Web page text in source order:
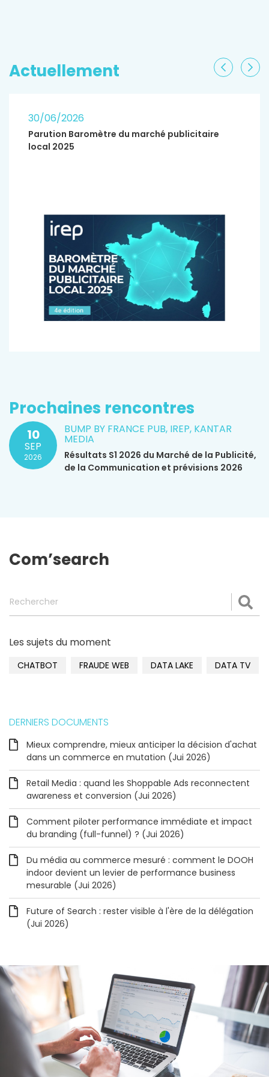
Actuellement
30/06/2026
Parution Baromètre du marché publicitaire
local 2025
Prochaines rencontres
10
SEP
2026
BUMP BY FRANCE PUB, IREP, KANTAR
MEDIA
Résultats S1 2026 du Marché de la Publicité,
de la Communication et prévisions 2026
Com’search
Les sujets du moment
CHATBOT FRAUDE WEB DATA LAKE DATA TV
DERNIERS DOCUMENTS
Mieux comprendre, mieux anticiper la décision d'achat
dans un commerce en mutation (Jui 2026)
Retail Media : quand les Shoppable Ads reconnectent
awareness et conversion (Jui 2026)
Comment piloter performance immédiate et impact
du branding (full-funnel) ? (Jui 2026)
Du média au commerce mesuré : comment le DOOH
indoor devient un levier de performance business
mesurable (Jui 2026)
Future of Search : rester visible à l'ère de la délégation
(Jui 2026)